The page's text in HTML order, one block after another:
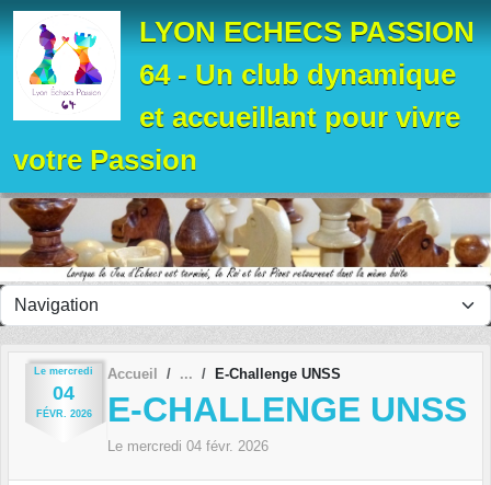
LYON ECHECS PASSION
64 - Un club dynamique
et accueillant pour vivre
votre Passion
Le mercredi
04
FÉVR. 2026
Accueil E-Challenge UNSS
E-CHALLENGE UNSS
Le mercredi 04 févr. 2026
Panneau de gestion des cookies